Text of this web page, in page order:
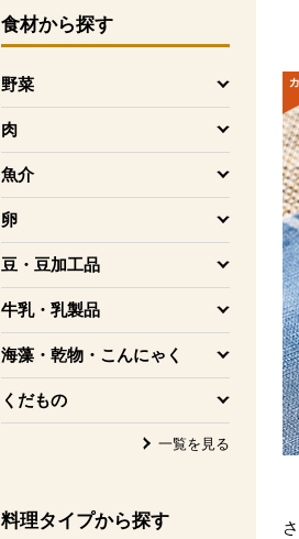
食材から探す
野菜
を開く
肉
を開く
魚介
を開く
卵
を開く
豆・豆加工品
を開く
牛乳・乳製品
を開く
海藻・乾物・こんにゃく
を開く
くだもの
を開く
一覧を見る
料理タイプから探す